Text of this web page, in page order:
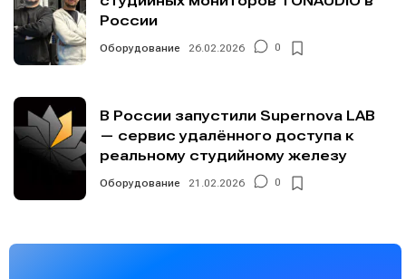
России
Оборудование 26.02.2026 0
В России запустили Supernova LAB
— сервис удалённого доступа к
реальному студийному железу
Оборудование 21.02.2026 0